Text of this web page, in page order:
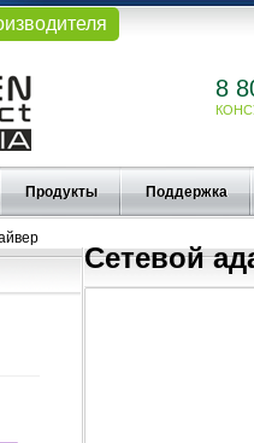
8
Продукты Поддержка
Сетевой